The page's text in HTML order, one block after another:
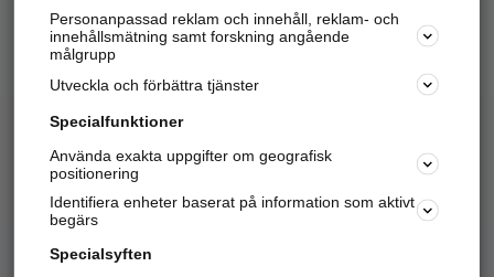
Hitta telefonnummer, adresser, företagsinfo mm.
Marknadsför företaget
Kom igång och annonsera mot
samarbetspartners nära dig.
Personanpassad reklam och innehåll, reklam- och
innehållsmätning samt forskning angående
målgrupp
Utveckla och förbättra tjänster
Specialfunktioner
Använda exakta uppgifter om geografisk
positionering
Identifiera enheter baserat på information som aktivt
begärs
Specialsyften